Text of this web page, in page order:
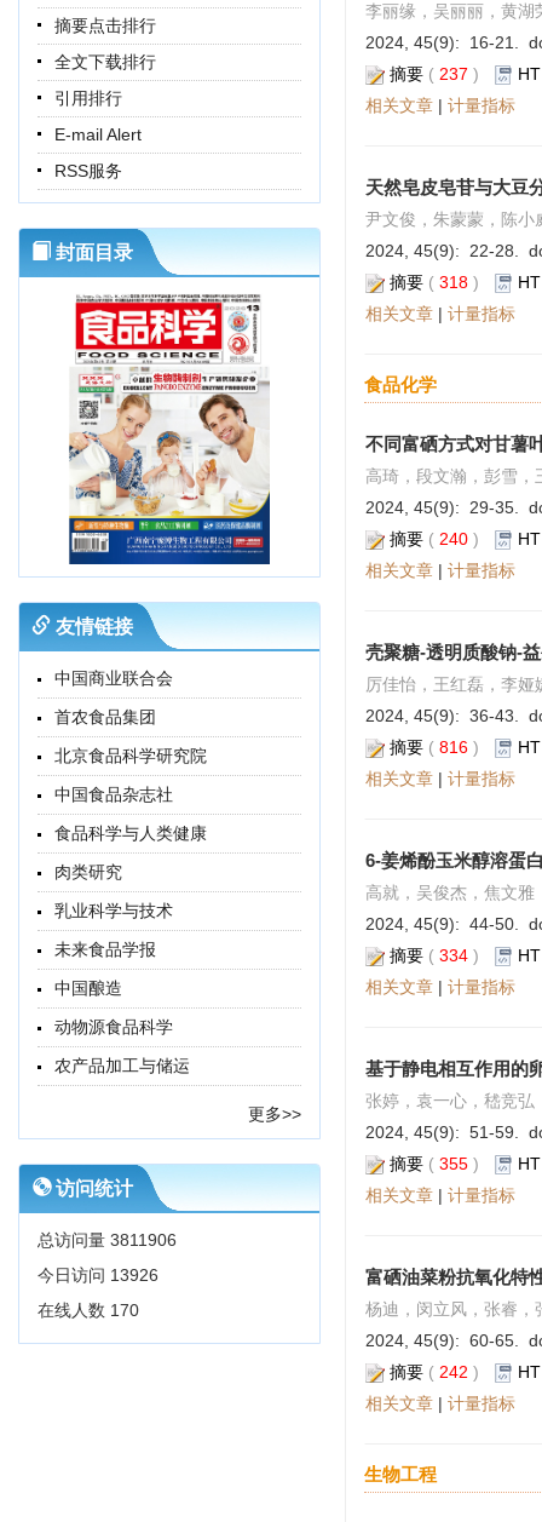
摘要点击排行
全文下载排行
引用排行
E-mail Alert
RSS服务
封面目录
友情链接
中国商业联合会
首农食品集团
北京食品科学研究院
中国食品杂志社
食品科学与人类健康
肉类研究
乳业科学与技术
未来食品学报
中国酿造
动物源食品科学
农产品加工与储运
更多>>
访问统计
总访问量 3811906
今日访问 13926
在线人数 170
李丽缘，吴丽丽，黄湖
2024, 45(9): 16-21.
摘要 ( 237 )
相关文章 | 计量指标
天然皂皮皂苷与大豆
尹文俊，朱蒙蒙，陈小
2024, 45(9): 22-28.
摘要 ( 318 )
相关文章 | 计量指标
食品化学
不同富硒方式对甘薯
高琦，段文瀚，彭雪
2024, 45(9): 29-35.
摘要 ( 240 )
相关文章 | 计量指标
壳聚糖-透明质酸钠-
厉佳怡，王红磊，李
2024, 45(9): 36-43.
摘要 ( 816 )
相关文章 | 计量指标
6-姜烯酚玉米醇溶蛋
高就，吴俊杰，焦文
2024, 45(9): 44-50.
摘要 ( 334 )
相关文章 | 计量指标
基于静电相互作用的
张婷，袁一心，嵇竞弘
2024, 45(9): 51-59.
摘要 ( 355 )
相关文章 | 计量指标
富硒油菜粉抗氧化特
杨迪，闵立风，张睿，
2024, 45(9): 60-65.
摘要 ( 242 )
相关文章 | 计量指标
生物工程